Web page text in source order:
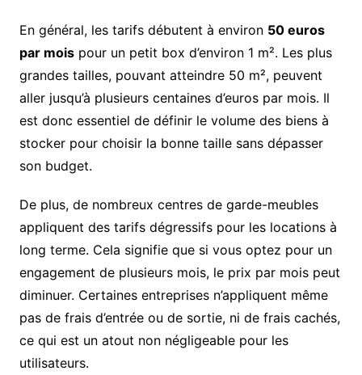
En général, les tarifs débutent à environ 50 euros
par moispour un petit box d’environ 1 m². Les plus
grandes tailles, pouvant atteindre 50 m², peuvent
aller jusqu’à plusieurs centaines d’euros par mois. Il
est donc essentiel de définir le volume des biens à
stocker pour choisir la bonne taille sans dépasser
son budget.
De plus, de nombreux centres de garde-meubles
appliquent des tarifs dégressifs pour les locations à
long terme. Cela signifie que si vous optez pour un
engagement de plusieurs mois, le prix par mois peut
diminuer. Certaines entreprises n’appliquent même
pas de frais d’entrée ou de sortie, ni de frais cachés,
ce qui est un atout non négligeable pour les
utilisateurs.